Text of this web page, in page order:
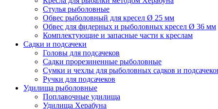
Стулья рыболовные
Обвес рыболовный для кресел Ø 25 мм
Обвес для фидерных и рыболовных кресел Ø 36 мм
Комплектующие и запасные части к креслам
Садки и подсачеки
Головы для подсачеков
Садки прорезиненные рыболовные
Сумки и чехлы для рыболовных садков и
Ручки для подсачеков
Удилища рыболовные
Поплавочные удилища
Удилища Херабуна